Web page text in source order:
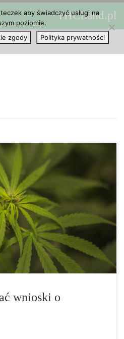
THCLand.pl
wnioski o licencje na
pierwsza partia wniosków o licencje
może nie nadejść natychmiast,
proces, który wymagany jest aby
[…]
wnioski o
aby świadczyć usługi na
poziomie.
zgody Polityka prywatności